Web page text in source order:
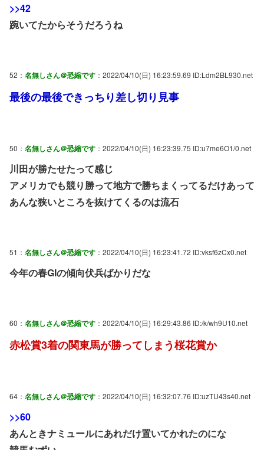
>>42
踠いてたからそうだろうね
52： 名無しさん＠恐縮です ：2022/04/10(日) 16:23:59.69 ID:Ldm2BL930.net
最後の最後できっちり差し切り見事
50： 名無しさん＠恐縮です ：2022/04/10(日) 16:23:39.75 ID:u7me6O1/0.net
川田が勝たせたって感じ
アメリカでも競り勝って地方で勝ちまくってるだけあって
あんな狭いところを抜けてくるのは流石
51： 名無しさん＠恐縮です ：2022/04/10(日) 16:23:41.72 ID:vksf6zCx0.net
今年の春GIの傾向伏兵ばかりだな
60： 名無しさん＠恐縮です ：2022/04/10(日) 16:29:43.86 ID:/k/wh9U10.net
赤松賞3着の関東馬が勝ってしまう桜花賞か
64： 名無しさん＠恐縮です ：2022/04/10(日) 16:32:07.76 ID:uzTU43s40.net
>>60
あんときナミュールにあれだけ置いてかれたのにな